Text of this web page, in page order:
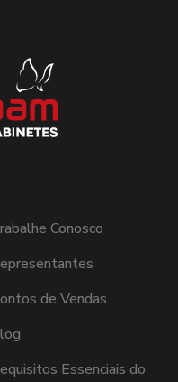
Conosco
de Vendas
Essenciais do